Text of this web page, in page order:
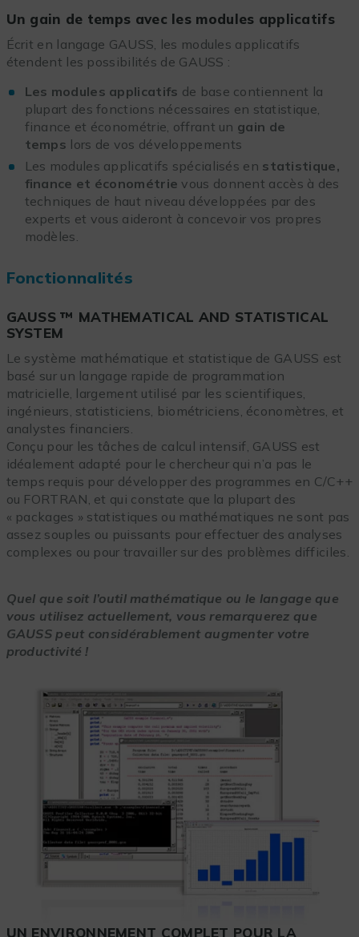
Un gain de temps avec les modules applicatifs
Écrit en langage GAUSS, les modules applicatifs
étendent les possibilités de GAUSS :
Les modules applicatifs de base contiennent la
plupart des fonctions nécessaires en statistique,
finance et économétrie, offrant un gain de
temps lors de vos développements
Les modules applicatifs spécialisés en statistique,
finance et économétrie vous donnent accès à des
techniques de haut niveau développées par des
experts et vous aideront à concevoir vos propres
modèles.
Fonctionnalités
GAUSS ™ MATHEMATICAL AND STATISTICAL
SYSTEM
Le système mathématique et statistique de GAUSS est
basé sur un langage rapide de programmation
matricielle, largement utilisé par les scientifiques,
ingénieurs, statisticiens, biométriciens, économètres, et
analystes financiers.
Conçu pour les tâches de calcul intensif, GAUSS est
idéalement adapté pour le chercheur qui n’a pas le
temps requis pour développer des programmes en C/C++
ou FORTRAN, et qui constate que la plupart des
« packages » statistiques ou mathématiques ne sont pas
assez souples ou puissants pour effectuer des analyses
complexes ou pour travailler sur des problèmes difficiles.
Quel que soit l’outil mathématique ou le langage que
vous utilisez actuellement, vous remarquerez que
GAUSS peut considérablement augmenter votre
productivité !
UN ENVIRONNEMENT COMPLET POUR LA